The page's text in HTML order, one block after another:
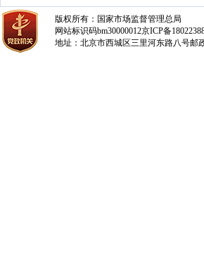
版权所有：国家市场监督管理总局
网站标识码bm30000012京ICP备
地址：北京市西城区三里河东路八号邮